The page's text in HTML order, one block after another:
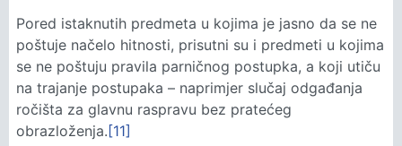
Pored istaknutih predmeta u kojima je jasno da se ne
poštuje načelo hitnosti, prisutni su i predmeti u kojima
se ne poštuju pravila parničnog postupka, a koji utiču
na trajanje postupaka – naprimjer slučaj odgađanja
ročišta za glavnu raspravu bez pratećeg
obrazloženja. [11]